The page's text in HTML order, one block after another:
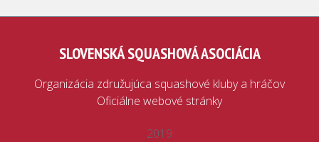
SLOVENSKÁ SQUASHOVÁ ASOCIÁCIA
Organizácia združujúca squashové kluby a hráčov
Oficiálne webové stránky
2019